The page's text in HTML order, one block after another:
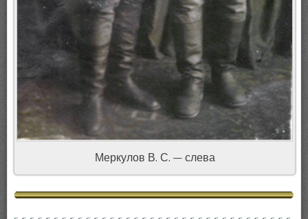
Меркулов В. С. — слева